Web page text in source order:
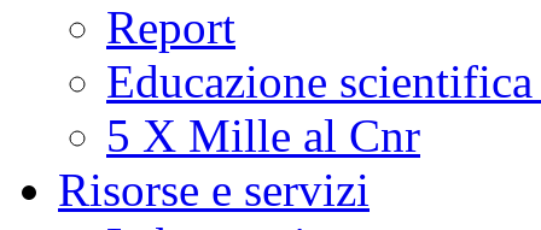
Report
Educazione
5 X Mille al Cnr
Risorse e servizi